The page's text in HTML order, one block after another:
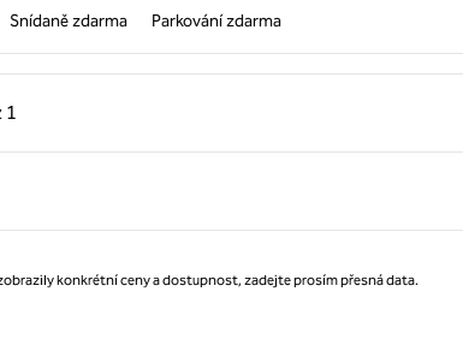
Snídaně zdarma Parkování zdarma
1 z 1
1 z 1
1
konkrétní ceny a dostupnost, zadejte prosím přesná data.